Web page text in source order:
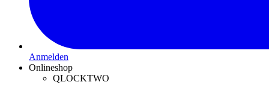
Anmelden
Onlineshop
QLOCKTWO